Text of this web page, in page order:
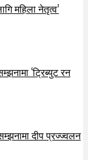
महिला नेतृत्व’
‘ट्रिब्युट रन
दीप प्रज्ज्वलन